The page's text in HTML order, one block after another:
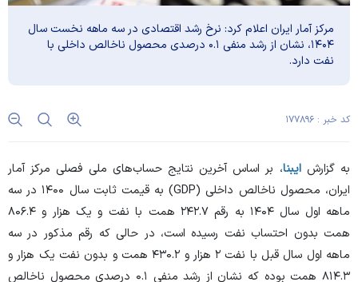
مرکز آمار ایران اعلام کرد: نرخ رشد اقتصادی در سه ماهه نخست سال
۱۴۰۴، نشان از رشد منفی ۰.۱ درصدی محصول ناخالص داخلی با
نفت دارد.
کد خبر : ۱۷۷۸۹۶
به گزارش ایبنا، بر اساس آخرین نتایج حساب‌های ملی فصلی مرکز آمار
ایران، محصول ناخالص داخلی (GDP) به قیمت ثابت سال ۱۴۰۰ در سه
ماهه اول سال ۱۴۰۴ به رقم ۲۴۲.۷ همت با نفت و یک هزار و ۸۰۶.۴
همت بدون احتساب نفت رسیده است، در حالی که رقم مذکور در سه
ماهه اول سال قبل با نفت ۲ هزار و ۴۳۰.۲ همت و بدون نفت یک هزار و
۸۱۴.۳ همت بوده که نشان از رشد منفی ۰.۱ درصدی محصول ناخالص